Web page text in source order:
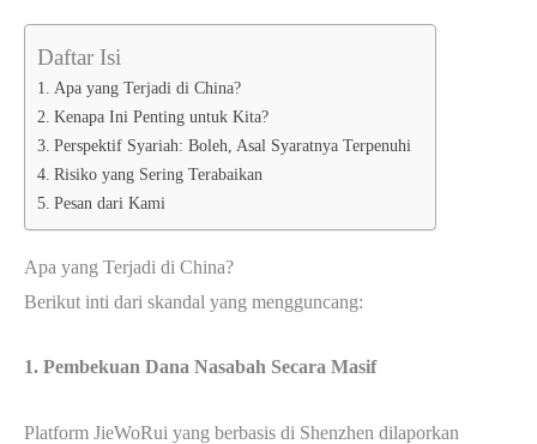
Daftar Isi
Apa yang Terjadi di China?
Kenapa Ini Penting untuk Kita?
Perspektif Syariah: Boleh, Asal Syaratnya Terpenuhi
Risiko yang Sering Terabaikan
Pesan dari Kami
Apa yang Terjadi di China?
Berikut inti dari skandal yang mengguncang:
1. Pembekuan Dana Nasabah Secara Masif
Platform JieWoRui yang berbasis di Shenzhen dilaporkan